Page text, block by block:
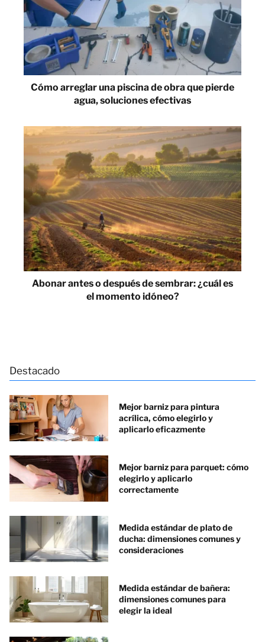
Cómo arreglar una piscina de obra que pierde
agua, soluciones efectivas
Abonar antes o después de sembrar: ¿cuál es
el momento idóneo?
Destacado
Mejor barniz para pintura
acrílica, cómo elegirlo y
aplicarlo eficazmente
Mejor barniz para parquet: cómo
elegirlo y aplicarlo
correctamente
Medida estándar de plato de
ducha: dimensiones comunes y
consideraciones
Medida estándar de bañera:
dimensiones comunes para
elegir la ideal